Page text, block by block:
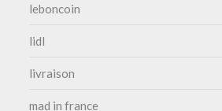
leboncoin
lidl
livraison
mad in france